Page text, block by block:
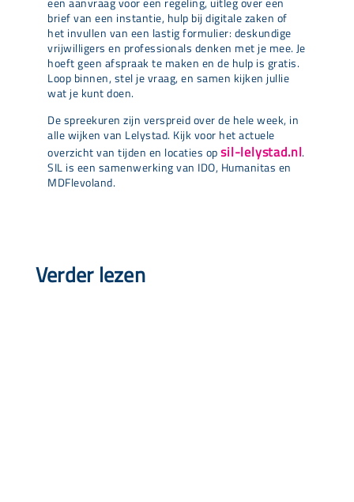
brief van een instantie, hulp bij digitale zaken of
het invullen van een lastig formulier: deskundige
vrijwilligers en professionals denken met je mee. Je
hoeft geen afspraak te maken en de hulp is gratis.
Loop binnen, stel je vraag, en samen kijken jullie
wat je kunt doen.
De spreekuren zijn verspreid over de hele week, in
alle wijken van Lelystad. Kijk voor het actuele
overzicht van tijden en locaties opsil-lelystad.nl.
SIL is een samenwerking van IDO, Humanitas en
MDFlevoland.
Verder lezen